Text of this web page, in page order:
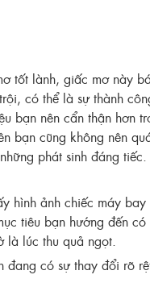
tốt lành, giấc mơ này
có thể là sự thành
bạn nên cẩn thận hơn
bạn cũng không nên
phát sinh đáng tiếc.
hình ảnh chiếc máy
tiêu bạn hướng đến
là lúc thu quả ngọt.
có sự thay đổi rõ